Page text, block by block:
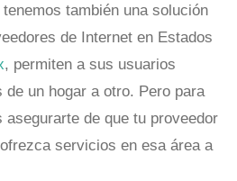
también una solución
de Internet en Estados
, permiten a sus usuarios
un hogar a otro. Pero para
asegurarte de que tu proveedor
servicios en esa área a